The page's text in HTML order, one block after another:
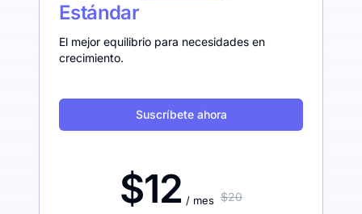
Estándar
El mejor equilibrio para necesidades en
crecimiento.
Suscríbete ahora
$12 / mes $20